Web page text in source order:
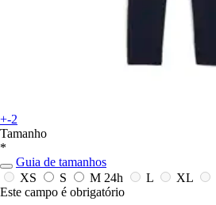
+-2
Tamanho
*
Guia de tamanhos
XS
S M 24h L XL
Este campo é obrigatório